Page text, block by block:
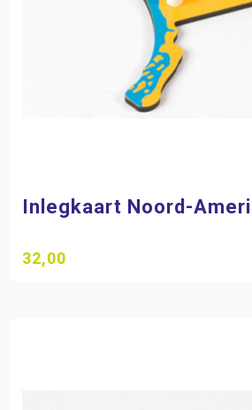
Inlegkaart Noord-
32,00